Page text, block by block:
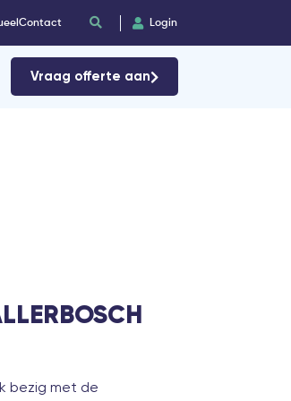
Contact Login
Vraag offerte aan
bezig met de